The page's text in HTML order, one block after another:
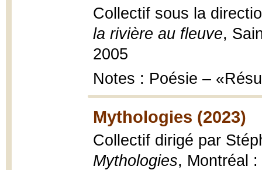
Collectif sous la
la rivière au fleuve,
2005
Notes : Poésie –
Mythologies (2023)
Collectif dirigé par
Mythologies, Montréal